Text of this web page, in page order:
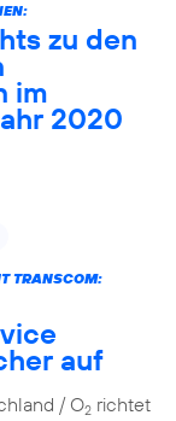
zu den
im
2020
TRANSCOM:
auf
/ O2richtet